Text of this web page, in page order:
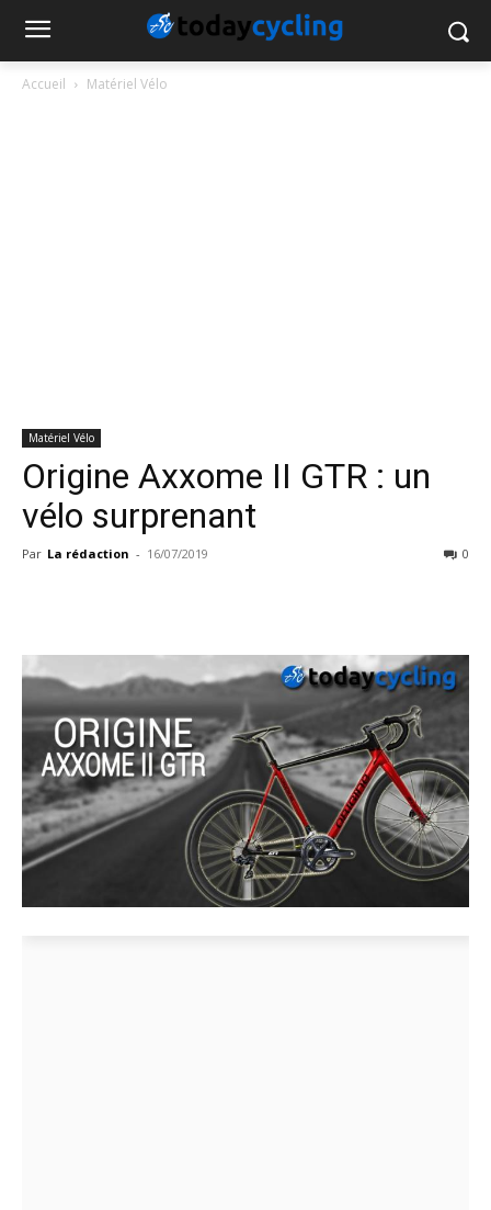
Accueil Matériel Vélo
Matériel Vélo
Origine Axxome II GTR : un
vélo surprenant
Par La rédaction - 16/07/2019 0